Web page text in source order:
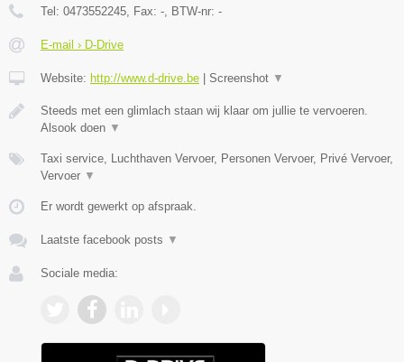
Tel: 0473552245, Fax: -, BTW-nr: -
E-mail › D-Drive
Website: http://www.d-drive.be Screenshot ▼
Steeds met een glimlach staan wij klaar om jullie te vervoeren.
Alsook doen ▼
Taxi service, Luchthaven Vervoer, Personen Vervoer, Privé Vervoer,
Vervoer ▼
Er wordt gewerkt op afspraak.
Laatste facebook posts ▼
Sociale media: